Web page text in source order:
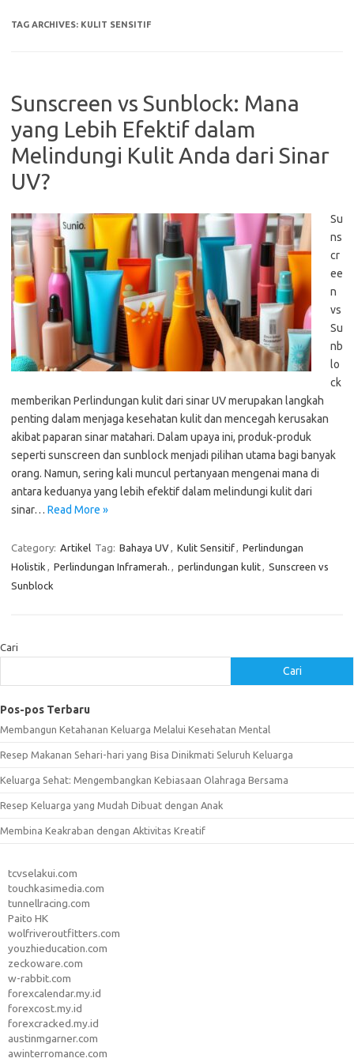
TAG ARCHIVES: KULIT SENSITIF
Sunscreen vs Sunblock: Mana
yang Lebih Efektif dalam
Melindungi Kulit Anda dari Sinar
UV?
Su
ns
cr
ee
n
vs
Su
nb
lo
ck
memberikan Perlindungan kulit dari sinar UV merupakan langkah
penting dalam menjaga kesehatan kulit dan mencegah kerusakan
akibat paparan sinar matahari. Dalam upaya ini, produk-produk
seperti sunscreen dan sunblock menjadi pilihan utama bagi banyak
orang. Namun, sering kali muncul pertanyaan mengenai mana di
antara keduanya yang lebih efektif dalam melindungi kulit dari
sinar… Read More »
Category: Artikel Tag: Bahaya UV, Kulit Sensitif, Perlindungan
Holistik , Perlindungan Inframerah. , perlindungan kulit, Sunscreen vs
Sunblock
Cari
Cari
Pos-pos Terbaru
Membangun Ketahanan Keluarga Melalui Kesehatan Mental
Resep Makanan Sehari-hari yang Bisa Dinikmati Seluruh Keluarga
Keluarga Sehat: Mengembangkan Kebiasaan Olahraga Bersama
Resep Keluarga yang Mudah Dibuat dengan Anak
Membina Keakraban dengan Aktivitas Kreatif
tcvselakui.com
touchkasimedia.com
tunnellracing.com
Paito HK
wolfriveroutfitters.com
youzhieducation.com
zeckoware.com
w-rabbit.com
forexcalendar.my.id
forexcost.my.id
forexcracked.my.id
austinmgarner.com
awinterromance.com